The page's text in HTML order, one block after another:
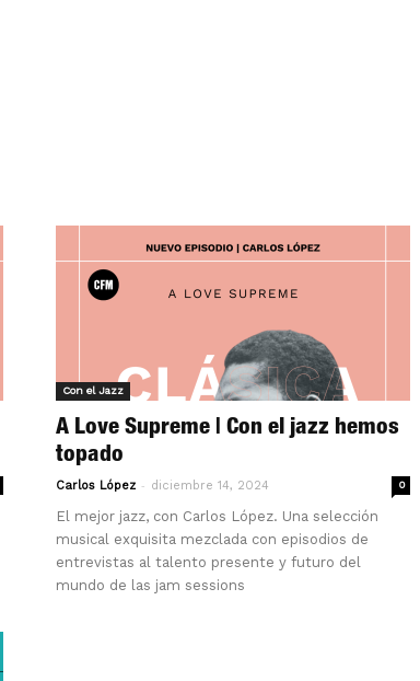
Con el Jazz
A Love Supreme | Con el jazz hemos
topado
Carlos López - diciembre 14, 2024 0
El mejor jazz, con Carlos López. Una selección
musical exquisita mezclada con episodios de
entrevistas al talento presente y futuro del
mundo de las jam sessions